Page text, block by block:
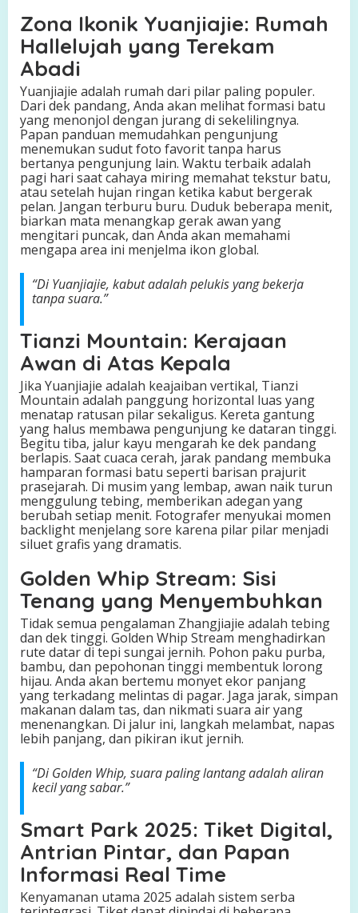
Zona Ikonik Yuanjiajie: Rumah
Hallelujah yang Terekam
Abadi
Yuanjiajie adalah rumah dari pilar paling populer.
Dari dek pandang, Anda akan melihat formasi batu
yang menonjol dengan jurang di sekelilingnya.
Papan panduan memudahkan pengunjung
menemukan sudut foto favorit tanpa harus
bertanya pengunjung lain. Waktu terbaik adalah
pagi hari saat cahaya miring memahat tekstur batu,
atau setelah hujan ringan ketika kabut bergerak
pelan. Jangan terburu buru. Duduk beberapa menit,
biarkan mata menangkap gerak awan yang
mengitari puncak, dan Anda akan memahami
mengapa area ini menjelma ikon global.
“Di Yuanjiajie, kabut adalah pelukis yang bekerja
tanpa suara.”
Tianzi Mountain: Kerajaan
Awan di Atas Kepala
Jika Yuanjiajie adalah keajaiban vertikal, Tianzi
Mountain adalah panggung horizontal luas yang
menatap ratusan pilar sekaligus. Kereta gantung
yang halus membawa pengunjung ke dataran tinggi.
Begitu tiba, jalur kayu mengarah ke dek pandang
berlapis. Saat cuaca cerah, jarak pandang membuka
hamparan formasi batu seperti barisan prajurit
prasejarah. Di musim yang lembap, awan naik turun
menggulung tebing, memberikan adegan yang
berubah setiap menit. Fotografer menyukai momen
backlight menjelang sore karena pilar pilar menjadi
siluet grafis yang dramatis.
Golden Whip Stream: Sisi
Tenang yang Menyembuhkan
Tidak semua pengalaman Zhangjiajie adalah tebing
dan dek tinggi. Golden Whip Stream menghadirkan
rute datar di tepi sungai jernih. Pohon paku purba,
bambu, dan pepohonan tinggi membentuk lorong
hijau. Anda akan bertemu monyet ekor panjang
yang terkadang melintas di pagar. Jaga jarak, simpan
makanan dalam tas, dan nikmati suara air yang
menenangkan. Di jalur ini, langkah melambat, napas
lebih panjang, dan pikiran ikut jernih.
“Di Golden Whip, suara paling lantang adalah aliran
kecil yang sabar.”
Smart Park 2025: Tiket Digital,
Antrian Pintar, dan Papan
Informasi Real Time
Kenyamanan utama 2025 adalah sistem serba